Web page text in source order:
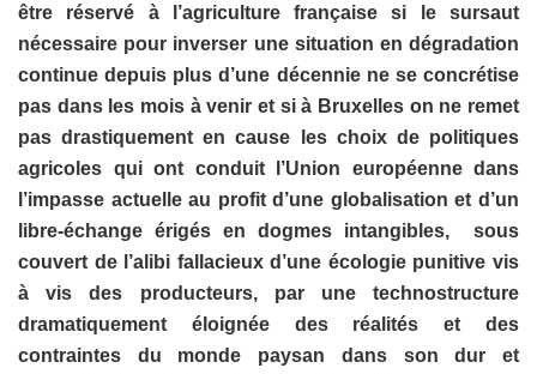
être réservé à l’agriculture française si le sursaut
nécessaire pour inverser une situation en dégradation
continue depuis plus d’une décennie ne se concrétise
pas dans les mois à venir et si à Bruxelles on ne remet
pas drastiquement en cause les choix de politiques
agricoles qui ont conduit l’Union européenne dans
l’impasse actuelle au profit d’une globalisation et d’un
libre-échange érigés en dogmes intangibles, sous
couvert de l’alibi fallacieux d’une écologie punitive vis
à vis des producteurs, par une technostructure
dramatiquement éloignée des réalités et des
contraintes du monde paysan dans son dur et